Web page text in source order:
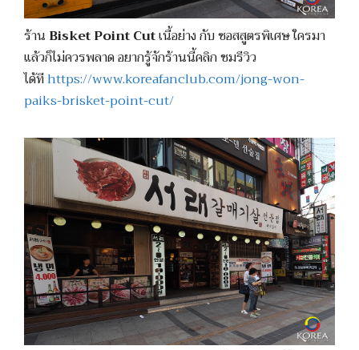
ร้าน Bisket Point Cutเนื้อย่าง กับ ซอสสูตรพิเศษ ใครมา
แล้วก็ไม่ควรพลาด อยากรู้จักร้านนี้คลิก ชมรีวิว
ได้ทีhttps://www.koreafanclub.com/jong-won-
paiks-brisket-point-cut/